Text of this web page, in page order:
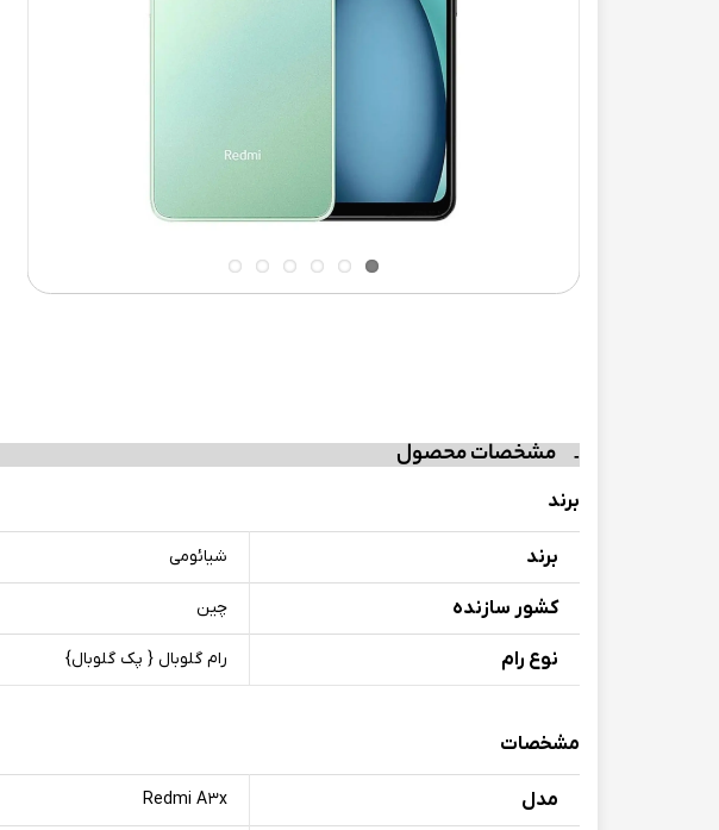
مشخصات محصول
برند
برند شیائومی
کشور سازنده چین
نوع رام رام گلوبال { پک گلوبال}
مشخصات
مدل Redmi A۳x